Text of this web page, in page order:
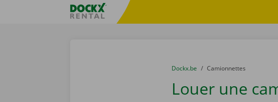
sitename
You are here:
du
Dockx.be to
Camionnettes
Louer une